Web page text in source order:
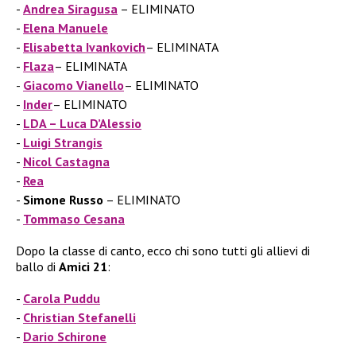
Andrea Siragusa – ELIMINATO
Elena Manuele
Elisabetta Ivankovich– ELIMINATA
Flaza– ELIMINATA
Giacomo Vianello– ELIMINATO
Inder– ELIMINATO
LDA – Luca D’Alessio
Luigi Strangis
Nicol Castagna
Rea
Simone Russo – ELIMINATO
Tommaso Cesana
Dopo la classe di canto, ecco chi sono tutti gli allievi di
ballo di Amici 21:
Carola Puddu
Christian Stefanelli
Dario Schirone